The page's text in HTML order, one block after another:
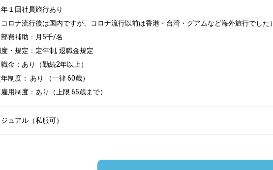
年１回社員旅行あり
コロナ流行後は国内ですが、コロナ流行以前は香港・台湾・グアムなど海外旅行でした）
部費補助：月5千/名
・規定：定年制, 退職金規定
金：あり（勤続2年以上）
制度： あり （一律 60歳）
用制度：あり（上限 65歳まで）
ュアル（私服可）